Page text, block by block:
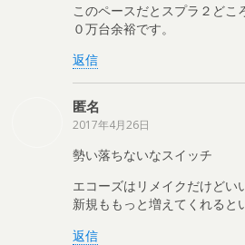
このペースだとスプラ２どこ
０万台余裕です。
返信
匿名
2017年4月26日
勢い落ちないなスイッチ
エコーズはリメイクだけどい
新規ももっと増えてくれると
返信